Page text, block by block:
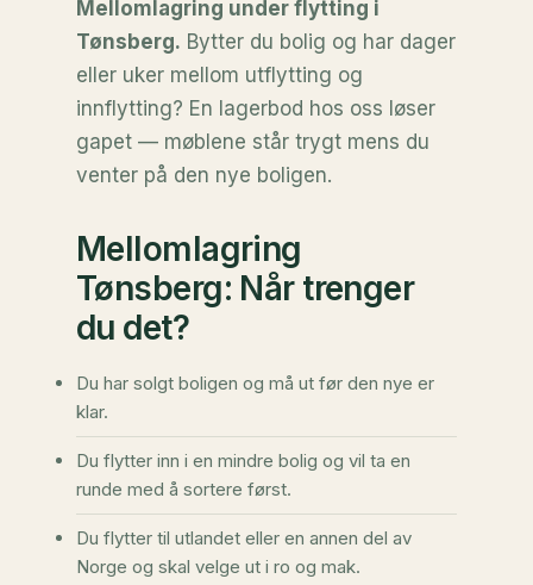
Mellomlagring under flytting i
Tønsberg. Bytter du bolig og har dager
eller uker mellom utflytting og
innflytting? En lagerbod hos oss løser
gapet — møblene står trygt mens du
venter på den nye boligen.
Mellomlagring
Tønsberg: Når trenger
du det?
Du har solgt boligen og må ut før den nye er
klar.
Du flytter inn i en mindre bolig og vil ta en
runde med å sortere først.
Du flytter til utlandet eller en annen del av
Norge og skal velge ut i ro og mak.